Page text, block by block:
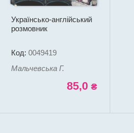
Українсько-англійський
розмовник
Код:0049419
Мальчевська Г.
85,0 ₴